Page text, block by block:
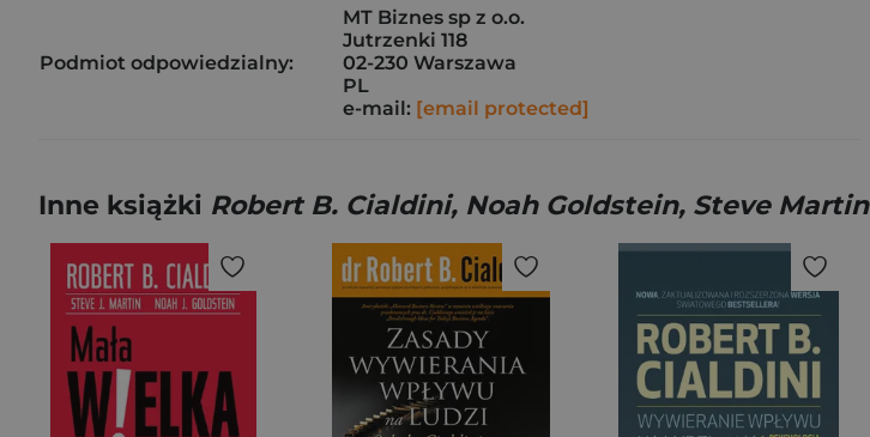
Podmiot odpowiedzialny:
MT Biznes sp z o.o.
Jutrzenki 118
02-230 Warszawa
PL
e-mail: [email protected]
Inne książki Robert B. Cialdini, Noah Goldstein, Steve Martin